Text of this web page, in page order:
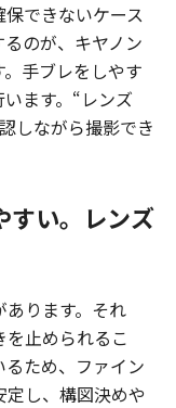
できないケース
のが、キヤノン
手ブレをしやす
ます。“レンズ
しながら撮影でき
すい。レンズ
ります。それ
止められるこ
ため、ファイン
し、構図決めや